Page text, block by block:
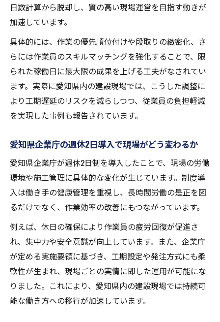
日数計算から脱却し、質の高い現場運営を目指す動きが
加速しています。
具体的には、作業の優先順位付けや段取りの緻密化、さ
らには作業員のスキルマッチングを強化することで、限
られた稼働日に最大限の成果を上げる工夫がなされてい
ます。実際に愛知県内の建設現場では、こうした調整に
より工期遅延のリスクを減らしつつ、従業員の負担軽減
を実現した事例も報告されています。
愛知県企業庁の週休2日導入で現場がどう変わるか
愛知県企業庁が週休2日制を導入したことで、現場の労働
環境や施工管理に具体的な変化が生じています。制度導
入は働き手の健康管理を重視し、長時間労働の是正を図
るだけでなく、作業効率の改善にもつながっています。
例えば、休日の確保により作業員の疲労回復が促進さ
れ、集中力や安全意識が向上しています。また、企業庁
が定める実施要領に基づき、工期設定や発注方式にも柔
軟性が生まれ、現場ごとの実情に即した運用が可能にな
りました。これにより、愛知県内の建設現場では持続可
能な働き方への移行が加速しています。